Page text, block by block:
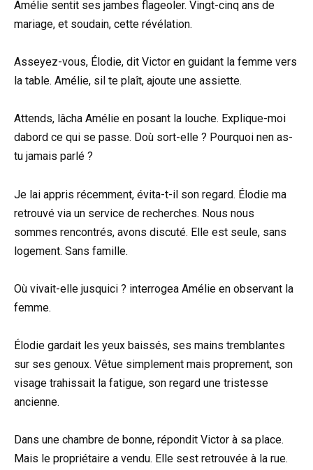
Amélie sentit ses jambes flageoler. Vingt-cinq ans de
mariage, et soudain, cette révélation.
Asseyez-vous, Élodie, dit Victor en guidant la femme vers
la table. Amélie, sil te plaît, ajoute une assiette.
Attends, lâcha Amélie en posant la louche. Explique-moi
dabord ce qui se passe. Doù sort-elle ? Pourquoi nen as-
tu jamais parlé ?
Je lai appris récemment, évita-t-il son regard. Élodie ma
retrouvé via un service de recherches. Nous nous
sommes rencontrés, avons discuté. Elle est seule, sans
logement. Sans famille.
Où vivait-elle jusquici ? interrogea Amélie en observant la
femme.
Élodie gardait les yeux baissés, ses mains tremblantes
sur ses genoux. Vêtue simplement mais proprement, son
visage trahissait la fatigue, son regard une tristesse
ancienne.
Dans une chambre de bonne, répondit Victor à sa place.
Mais le propriétaire a vendu. Elle sest retrouvée à la rue.